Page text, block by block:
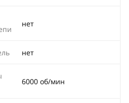
нет
нет
6000 об/мин